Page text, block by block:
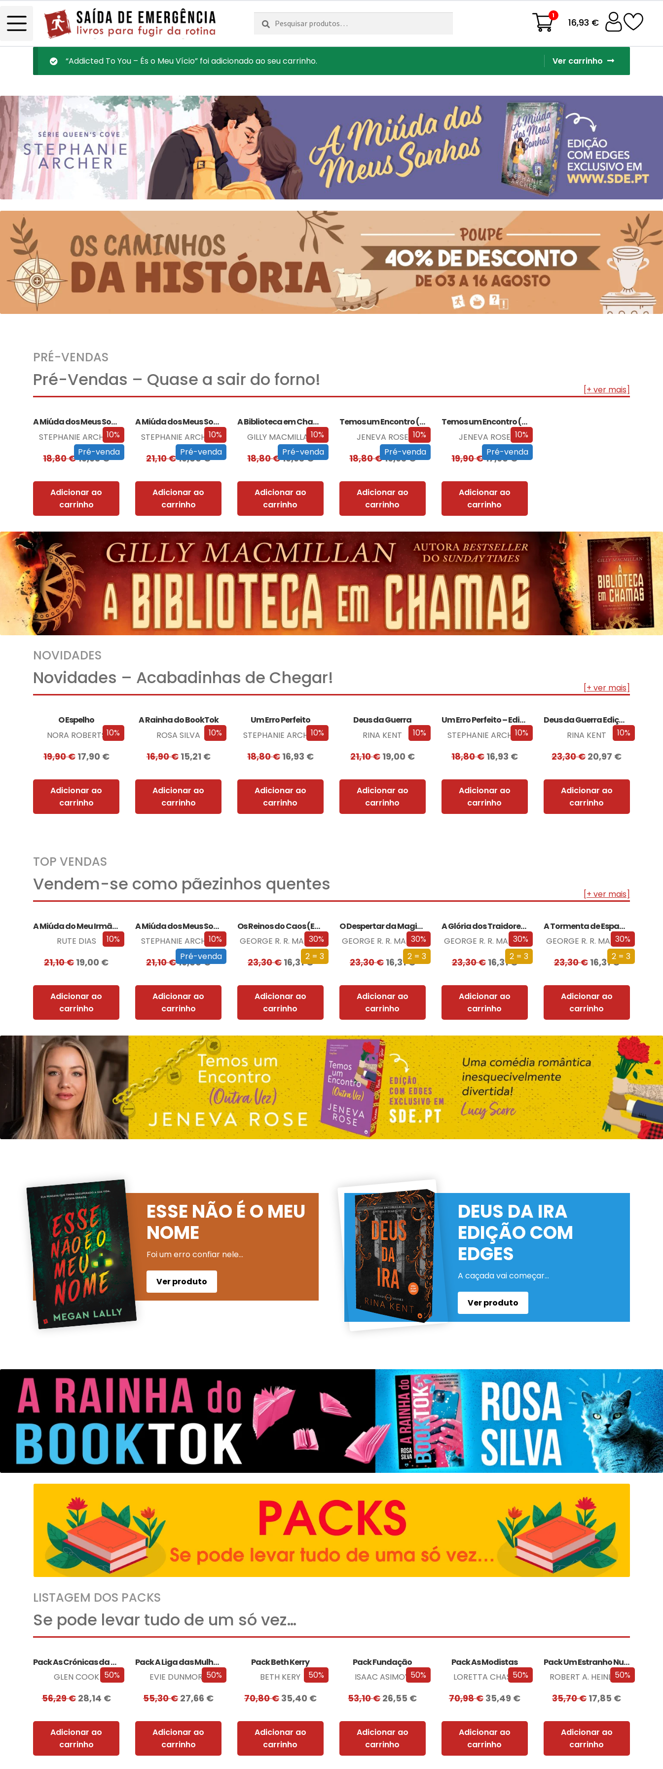
Pesquisar
por:
Pesquisa 1
16,93 €
Ver carrinho
“Addicted To You – És o Meu Vício” foi adicionado ao seu carrinho.
PRÉ-VENDAS
Pré-Vendas – Quase a sair do forno! [+ ver mais]
10%
Pré-venda
A Miúda dos Meus Sonhos
STEPHANIE ARCHER
18,80€16,93€
Adicionar ao
carrinho
10%
Pré-venda
A Miúda dos Meus Sonhos – Edição…
STEPHANIE ARCHER
21,10€19,00€
Adicionar ao
carrinho
10%
Pré-venda
A Biblioteca em Chamas
GILLY MACMILLAN
18,80€16,93€
Adicionar ao
carrinho
10%
Pré-venda
Temos um Encontro (Outra Vez)
JENEVA ROSE
18,80€16,93€
Adicionar ao
carrinho
10%
Pré-venda
Temos um Encontro (Outra Vez) – Edição…
JENEVA ROSE
19,90€17,90€
Adicionar ao
carrinho
NOVIDADES
Novidades – Acabadinhas de Chegar! [+ ver mais]
10%
O Espelho
NORA ROBERTS
19,90€ 17,90 €
Adicionar ao
carrinho
10%
A Rainha do BookTok
ROSA SILVA
16,90€ 15,21 €
Adicionar ao
carrinho
10%
Um Erro Perfeito
STEPHANIE ARCHER
18,80€ 16,93 €
Adicionar ao
carrinho
10%
Deus da Guerra
RINA KENT
21,10€ 19,00 €
Adicionar ao
carrinho
10%
Um Erro Perfeito – Edição com EDGES
STEPHANIE ARCHER
18,80€ 16,93 €
Adicionar ao
carrinho
10%
Deus da Guerra Edição com EDGES
RINA KENT
23,30€20,97 €
Adicionar ao
carrinho
TOP VENDAS
Vendem-se como pãezinhos quentes [+ ver mais]
10%
A Miúda do Meu Irmão – Edição…
RUTE DIAS
21,10€19,00 €
Adicionar ao
carrinho
10%
Pré-venda
A Miúda dos Meus Sonhos – Edição…
STEPHANIE ARCHER
21,10€19,00€
Adicionar ao
carrinho
30%
2 = 3
Os Reinos do Caos (Edição especial limitada)
GEORGE R. R. MARTIN
23,30€ 16,31€
Adicionar ao
carrinho
30%
2 = 3
O Despertar da Magia (Edição especial limitada)
GEORGE R. R. MARTIN
23,30€ 16,31€
Adicionar ao
carrinho
30%
2 = 3
A Glória dos Traidores (Edição especial limitada)
GEORGE R. R. MARTIN
23,30€ 16,31€
Adicionar ao
carrinho
30%
2 = 3
A Tormenta de Espadas (Edição especial limitada)
GEORGE R. R. MARTIN
23,30€ 16,31€
Adicionar ao
carrinho
ESSE NÃO É O MEU
NOME
Foi um erro confiar nele…
Ver produto
DEUS DA IRA
EDIÇÃO COM
EDGES
A caçada vai começar…
Ver produto
LISTAGEM DOS PACKS
Se pode levar tudo de um só vez…
50%
Pack As Crónicas da Companhia Negra
GLEN COOK
56,29€ 28,14 €
Adicionar ao
carrinho
50%
Pack A Liga das Mulheres Extraordinárias
EVIE DUNMORE
55,30€ 27,66 €
Adicionar ao
carrinho
50%
Pack Beth Kerry
BETH KERY
70,80€ 35,40 €
Adicionar ao
carrinho
50%
Pack Fundação
ISAAC ASIMOV
53,10€26,55 €
Adicionar ao
carrinho
50%
Pack As Modistas
LORETTA CHASE
70,98€ 35,49 €
Adicionar ao
carrinho
50%
Pack Um Estranho Numa Terra Estranha
ROBERT A. HEINLEIN
35,70€17,85 €
Adicionar ao
carrinho